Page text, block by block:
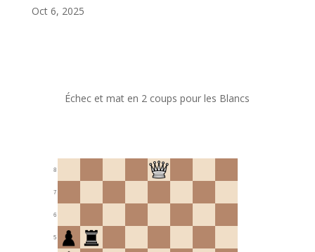
Oct 6, 2025
Échec et mat en 2 coups pour les Blancs
5
6
7
8